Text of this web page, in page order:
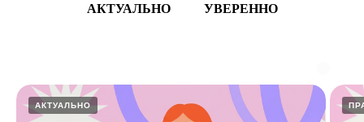
АКТУАЛЬНО УВЕРЕННО
АКТУАЛЬНО